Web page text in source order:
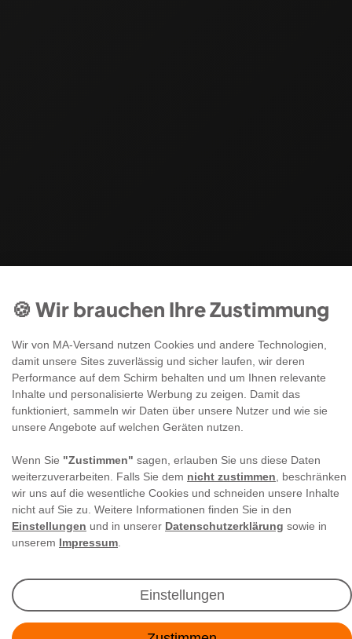
🍪 Wir brauchen Ihre Zustimmung
Wir von MA-Versand nutzen Cookies und andere Technologien,
damit unsere Sites zuverlässig und sicher laufen, wir deren
Performance auf dem Schirm behalten und um Ihnen relevante
Inhalte und personalisierte Werbung zu zeigen. Damit das
funktioniert, sammeln wir Daten über unsere Nutzer und wie sie
unsere Angebote auf welchen Geräten nutzen.
Wenn Sie "Zustimmen" sagen, erlauben Sie uns diese Daten
weiterzuverarbeiten. Falls Sie dem nicht zustimmen , beschränken
wir uns auf die wesentliche Cookies und schneiden unsere Inhalte
nicht auf Sie zu. Weitere Informationen finden Sie in den
Einstellungen und in unserer Datenschutzerklärung sowie in
unserem Impressum
Einstellungen
Newsletter Anmeldung
Angebote & Rabatte per E-Mail erhalten - Geld
E-MAIL **
Ich akzeptiere die
** Hierbei handelt es sich um ein Pflichtfeld.